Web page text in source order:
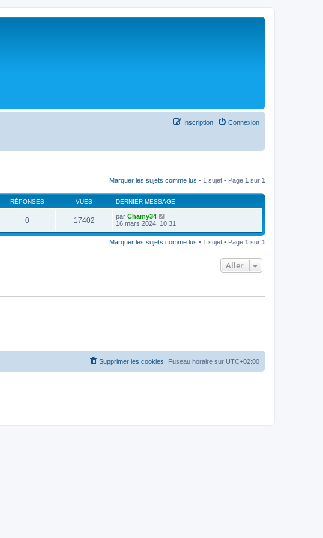
Connexion
Inscription
Marquer les sujets comme lus • 1 sujet • Page 1 sur 1
RÉPONSES VUES DERNIER MESSAGE
0 17402 par Chamy34
16 mars 2024, 10:31
Marquer les sujets comme lus • 1 sujet • Page 1 sur 1
Aller
Fuseau horaire sur UTC+02:00
Supprimer les cookies